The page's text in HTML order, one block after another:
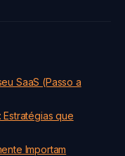
SaaS (Passo a
que
Importam